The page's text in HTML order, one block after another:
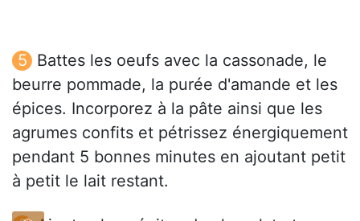
Battes les oeufs avec la cassonade, le
beurre pommade, la purée d'amande et les
épices. Incorporez à la pâte ainsi que les
agrumes confits et pétrissez énergiquement
pendant 5 bonnes minutes en ajoutant petit
à petit le lait restant.